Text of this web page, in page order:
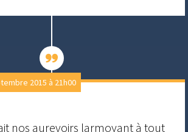
2015 à 21h00
nos aurevoirs larmoyant à tout